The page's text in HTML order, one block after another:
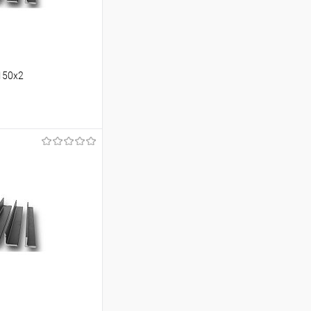
Сравнение
Под заказ